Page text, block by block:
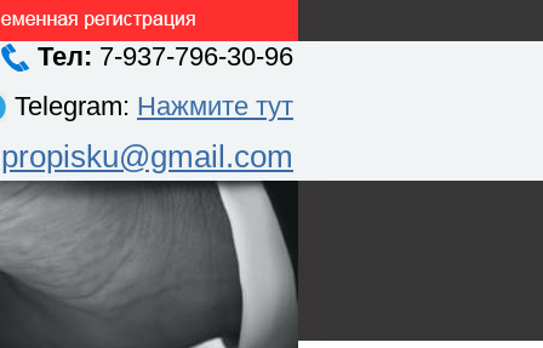
Тел: 7-937-796-30-96
Telegram: Нажмите тут